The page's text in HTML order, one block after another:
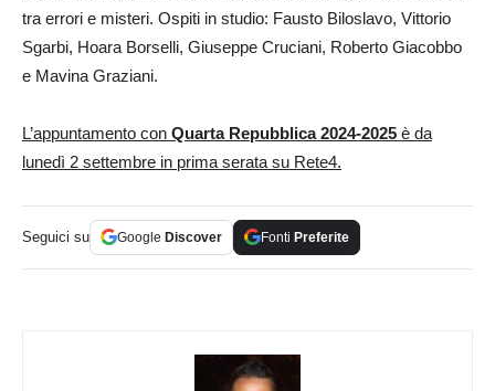
tra errori e misteri. Ospiti in studio: Fausto Biloslavo, Vittorio
Sgarbi, Hoara Borselli, Giuseppe Cruciani, Roberto Giacobbo
e Mavina Graziani.
L’appuntamento con Quarta Repubblica 2024-2025 è da
lunedì 2 settembre in prima serata su Rete4.
Seguici su Google Discover Fonti Preferite